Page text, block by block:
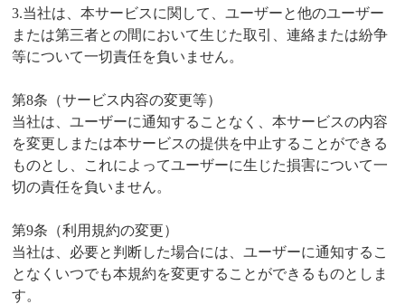
3.当社は、本サービスに関して、ユーザーと他のユーザー
または第三者との間において生じた取引、連絡または紛争
等について一切責任を負いません。
第8条（サービス内容の変更等）
当社は、ユーザーに通知することなく、本サービスの内容
を変更しまたは本サービスの提供を中止することができる
ものとし、これによってユーザーに生じた損害について一
切の責任を負いません。
第9条（利用規約の変更）
当社は、必要と判断した場合には、ユーザーに通知するこ
となくいつでも本規約を変更することができるものとしま
す。